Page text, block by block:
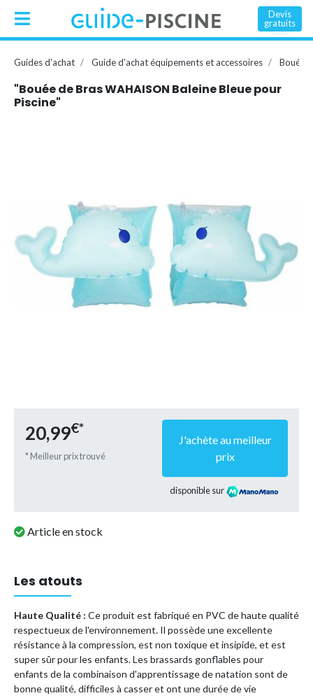
Devis
gratuits
Guides d'achat Guide d'achat équipements et accessoires Bouée,
"Bouée de Bras WAHAISON Baleine Bleue pour
Piscine"
20,99€*
* Meilleur prix trouvé
J'achète au meilleur
prix
disponible sur
Article en stock
Les atouts
Haute Qualité : Ce produit est fabriqué en PVC de haute qualité
respectueux de l'environnement. Il possède une excellente
résistance à la compression, est non toxique et insipide, et est
super sûr pour les enfants. Les brassards gonflables pour
enfants de la combinaison d'apprentissage de natation sont de
bonne qualité, difficiles à casser et ont une durée de vie